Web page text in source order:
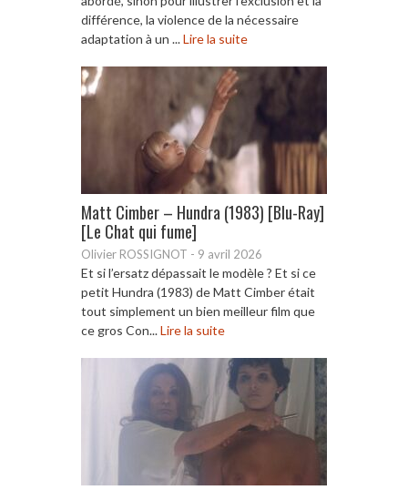
différence, la violence de la nécessaire
adaptation à un ...Lire la suite
Matt Cimber – Hundra (1983) [Blu-Ray]
[Le Chat qui fume]
Olivier ROSSIGNOT - 9 avril 2026
Et si l’ersatz dépassait le modèle ? Et si ce
petit Hundra (1983) de Matt Cimber était
tout simplement un bien meilleur film que
ce gros Con...Lire la suite